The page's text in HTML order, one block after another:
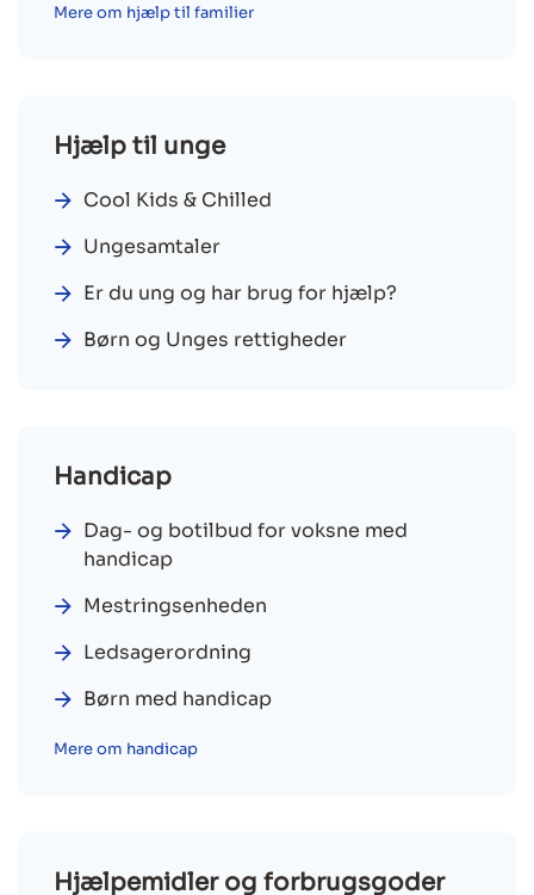
Mere om hjælp til familier
Hjælp til unge
Cool Kids & Chilled
Ungesamtaler
Er du ung og har brug for hjælp?
Børn og Unges rettigheder
Handicap
Dag- og botilbud for voksne med
handicap
Mestringsenheden
Ledsagerordning
Børn med handicap
Mere om handicap
Hjælpemidler og forbrugsgoder